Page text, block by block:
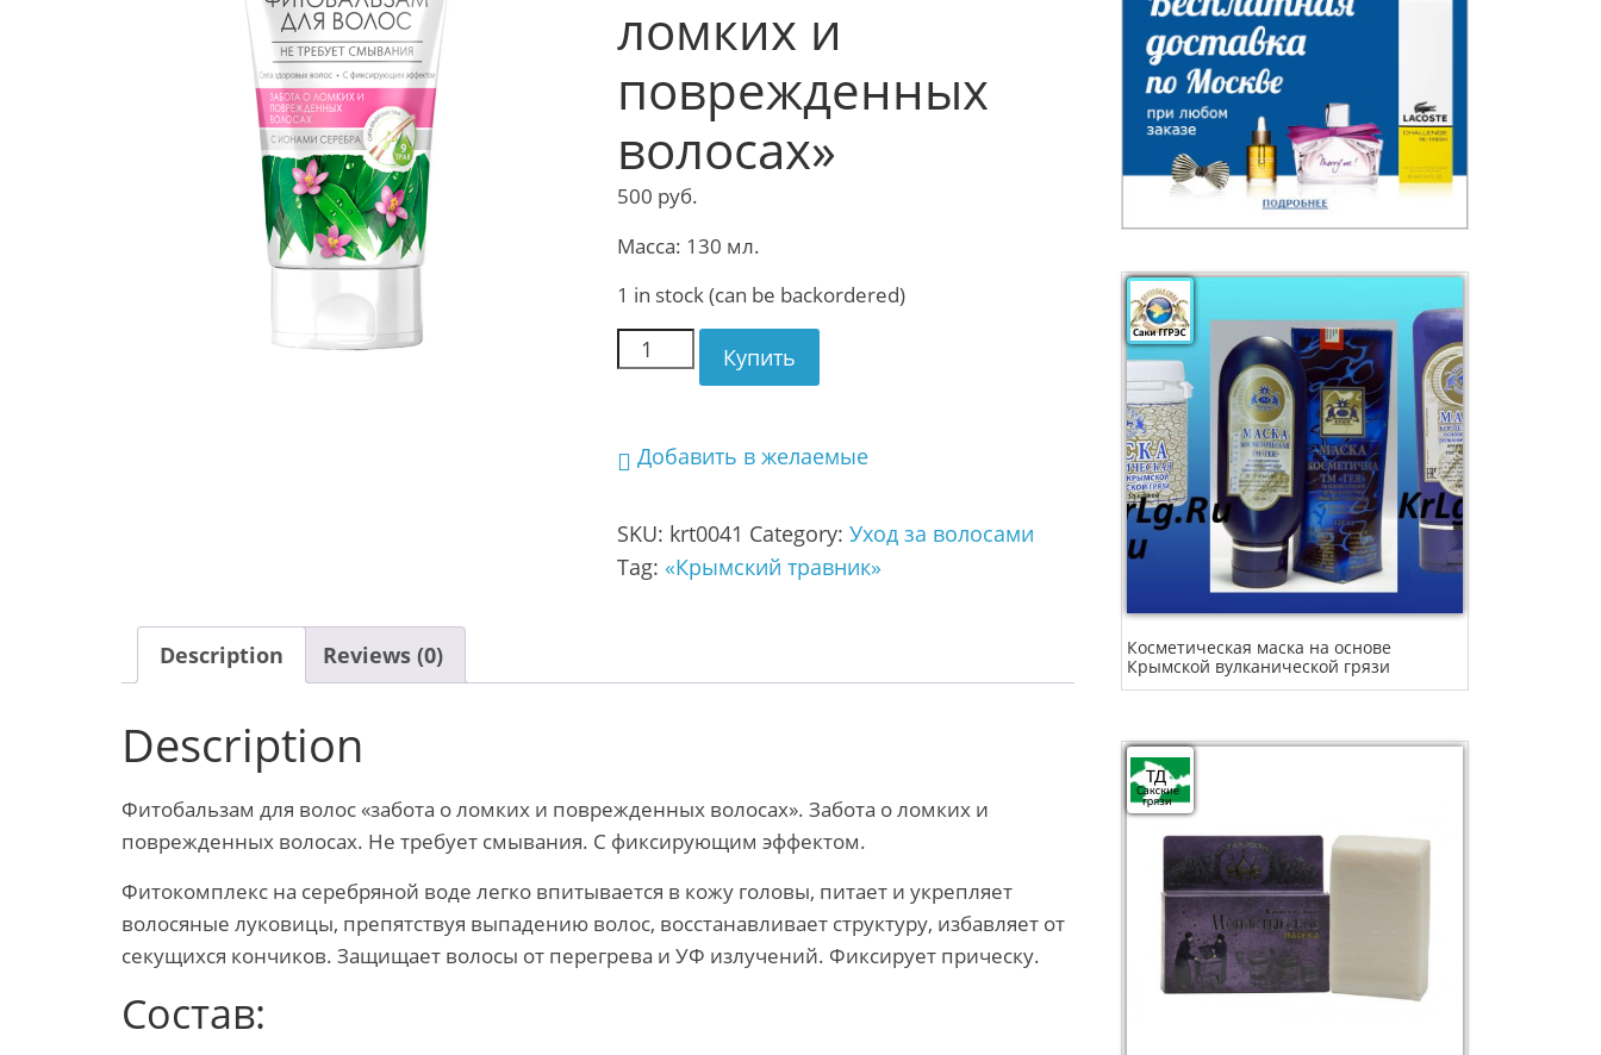
ломких и
поврежденных
волосах»
500 руб.
​Масса: 130 мл.
1 in stock (can be backordered)
Купить
Добавить в желаемые
SKU: krt0041 Category: Уход за волосами
Tag: «Крымский травник»
Description Reviews (0)
Description
Фитобальзам для волос «забота о ломких и поврежденных волосах». Забота о ломких и ​
поврежденных волосах. ​Не требует смывания. ​С фиксирующим эффектом.
Фитокомплекс на серебряной воде легко впитывается в кожу головы, питает и укрепляет
волосяные луковицы, препятствуя выпадению волос, восстанавливает структуру, избавляет от
секущихся кончиков. Защищает волосы от перегрева и УФ излучений. Фиксирует прическу.
Состав:
Косметическая маска на основе
Крымской вулканической грязи